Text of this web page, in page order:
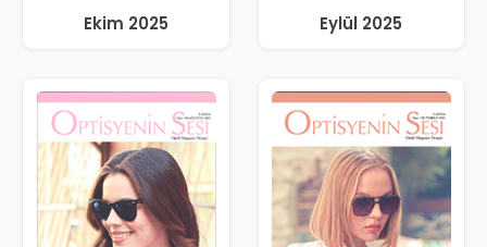
Ekim 2025 Eylül 2025